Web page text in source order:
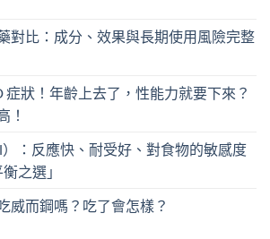
對比：成分、效果與長期使用風險完整
症狀！年齡上去了，性能力就要下來？
！
：反應快、耐受好、對食物的敏感度
之選」
威而鋼嗎？吃了會怎樣？